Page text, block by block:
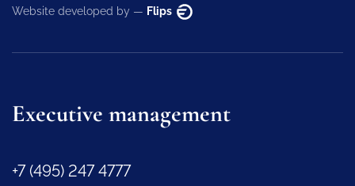
Website developed by — Flips
Executive management
+7 (495) 247 4777